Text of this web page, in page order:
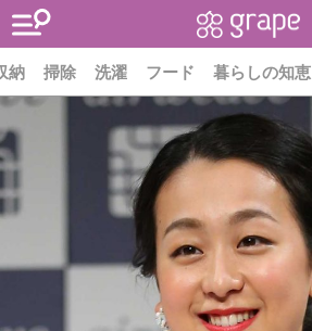
納 掃除 洗濯 フード 暮らしの知恵